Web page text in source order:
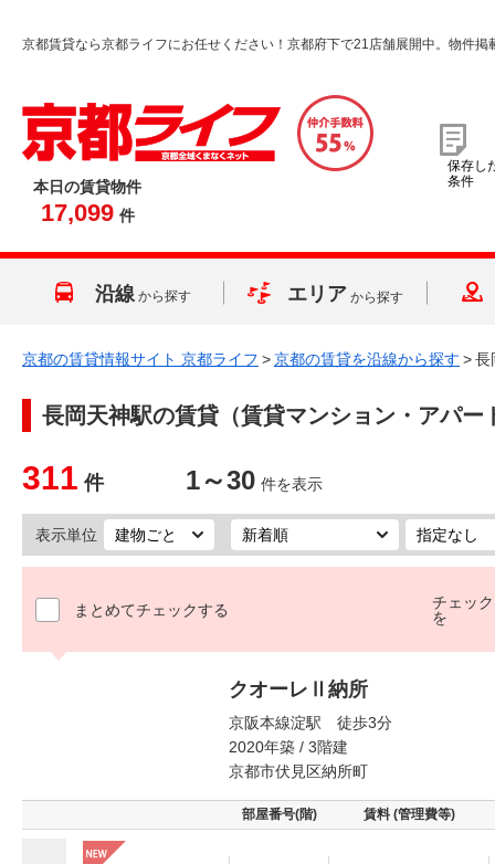
京都賃貸なら京都ライフにお任せください！京都府下で21店舗展開中。物件掲
本日の賃貸物件
17,099 件
保存し
条件
沿線 から探す エリア から探す
京都の賃貸情報サイト 京都ライフ >京都の賃貸を沿線から探す >長
長岡天神駅の賃貸（賃貸マンション・アパー
311 件 1～30 件を表示
表示単位
まとめてチェックする
チェッ
を
クオーレⅡ納所
京阪本線淀駅 徒歩3分
2020年築 / 3階建
京都市伏見区納所町
部屋番号(階) 賃料 (管理費等)